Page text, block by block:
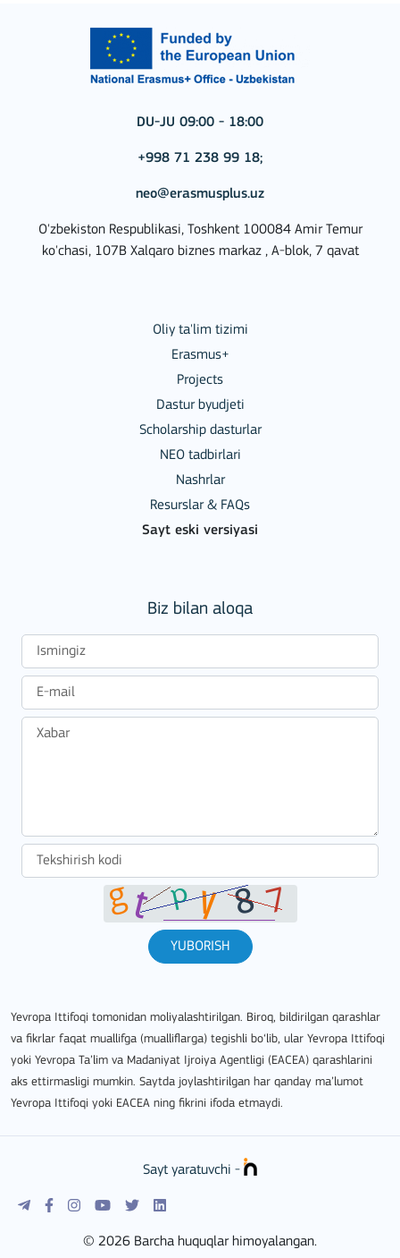
DU-JU 09:00 - 18:00
+998 71 238 99 18;
neo@erasmusplus.uz
O'zbekiston Respublikasi, Toshkent 100084 Amir Temur
ko'chasi, 107B Xalqaro biznes markaz , A-blok, 7 qavat
Oliy ta'lim tizimi
Erasmus+
Projects
Dastur byudjeti
Scholarship dasturlar
NEO tadbirlari
Nashrlar
Resurslar & FAQs
Sayt eski versiyasi
Biz bilan aloqa
YUBORISH
Yevropa Ittifoqi tomonidan moliyalashtirilgan. Biroq, bildirilgan qarashlar
va fikrlar faqat muallifga (mualliflarga) tegishli bo‘lib, ular Yevropa Ittifoqi
yoki Yevropa Ta’lim va Madaniyat Ijroiya Agentligi (EACEA) qarashlarini
aks ettirmasligi mumkin. Saytda joylashtirilgan har qanday ma’lumot
Yevropa Ittifoqi yoki EACEA ning fikrini ifoda etmaydi.
Sayt yaratuvchi -
© 2026 Barcha huquqlar himoyalangan.